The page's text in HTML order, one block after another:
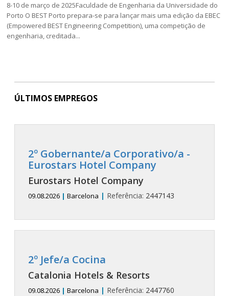
8-10 de março de 2025Faculdade de Engenharia da Universidade do
Porto O BEST Porto prepara-se para lançar mais uma edição da EBEC
(Empowered BEST Engineering Competition), uma competição de
engenharia, creditada...
ÚLTIMOS EMPREGOS
2º Gobernante/a Corporativo/a -
Eurostars Hotel Company
Eurostars Hotel Company
09.08.2026 | Barcelona | Referência: 2447143
2º Jefe/a Cocina
Catalonia Hotels & Resorts
09.08.2026 | Barcelona | Referência: 2447760